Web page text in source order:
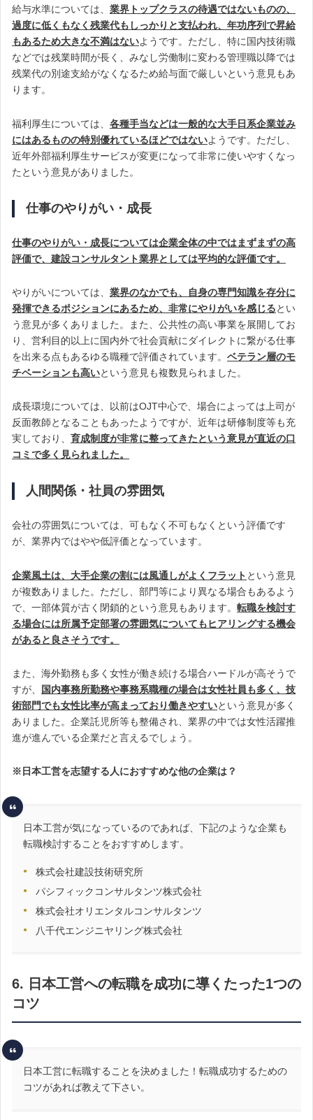
給与水準については、 業界トップクラスの待遇ではないものの、
過度に低くもなく残業代もしっかりと支払われ、年功序列で昇給
もあるため大きな不満はないようです。ただし、特に国内技術職
などでは残業時間が長く、みなし労働制に変わる管理職以降では
残業代の別途支給がなくなるため給与面で厳しいという意見もあ
ります。
福利厚生については、 各種手当などは一般的な大手日系企業並み
にはあるものの特別優れているほどではないようです。ただし、
近年外部福利厚生サービスが変更になって非常に使いやすくなっ
たという意見がありました。
仕事のやりがい・成長
仕事のやりがい・成長については企業全体の中ではまずまずの高
評価で、建設コンサルタント業界としては平均的な評価です。
やりがいについては、 業界のなかでも、自身の専門知識を存分に
発揮できるポジションにあるため、非常にやりがいを感じるとい
う意見が多くありました。また、公共性の高い事業を展開してお
り、営利目的以上に国内外で社会貢献にダイレクトに繋がる仕事
を出来る点もあるゆる職種で評価されています。 ベテラン層のモ
チベーションも高いという意見も複数見られました。
成長環境については、以前はOJT中心で、場合によっては上司が
反面教師となることもあったようですが、近年は研修制度等も充
実しており、 育成制度が非常に整ってきたという意見が直近の口
コミで多く見られました。
人間関係・社員の雰囲気
会社の雰囲気については、可もなく不可もなくという評価です
が、業界内ではやや低評価となっています。
企業風土は、大手企業の割には風通しがよくフラット という意見
が複数ありました。ただし、部門等により異なる場合もあるよう
で、一部体質が古く閉鎖的という意見もあります。 転職を検討す
る場合には所属予定部署の雰囲気についてもヒアリングする機会
があると良さそうです。
また、海外勤務も多く女性が働き続ける場合ハードルが高そうで
すが、
国内事務所勤務や事務系職種の場合は女性社員も多く、技
術部門でも女性比率が高まっており働きやすいという意見が多く
ありました。企業託児所等も整備され、業界の中では女性活躍推
進が進んでいる企業だと言えるでしょう。
※日本工営を志望する人におすすめな他の企業は？
日本工営が気になっているのであれば、下記のような企業も
転職検討することをおすすめします。
株式会社建設技術研究所
パシフィックコンサルタンツ株式会社
株式会社オリエンタルコンサルタンツ
八千代エンジニヤリング株式会社
6. 日本工営への転職を成功に導くたった1つの
コツ
日本工営に転職することを決めました！転職成功するための
コツがあれば教えて下さい。